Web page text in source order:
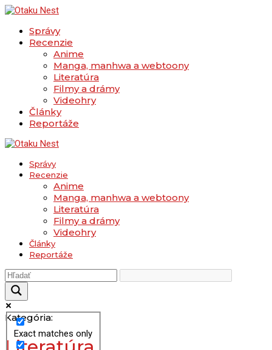
Správy
Recenzie
Anime
Manga, manhwa a webtoony
Literatúra
Filmy a drámy
Videohry
Články
Reportáže
Správy
Recenzie
Anime
Manga, manhwa a webtoony
Literatúra
Filmy a drámy
Videohry
Články
Reportáže
Exact matches only
Kategória: